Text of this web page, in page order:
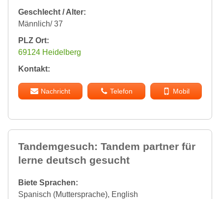
Geschlecht / Alter:
Männlich/ 37
PLZ Ort:
69124 Heidelberg
Kontakt:
Nachricht Telefon Mobil
Tandemgesuch: Tandem partner für
lerne deutsch gesucht
Biete Sprachen:
Spanisch (Muttersprache), English